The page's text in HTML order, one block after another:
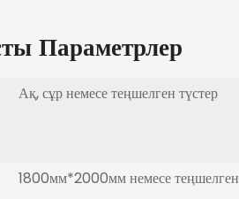
Параметрлер
Ақ, сұр немесе теңшелген түстер
1800мм*2000мм немесе теңшелген